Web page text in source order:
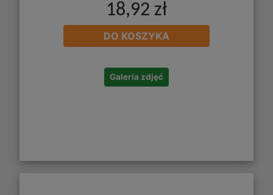
18,92 zł
DO KOSZYKA
Galeria zdjęć